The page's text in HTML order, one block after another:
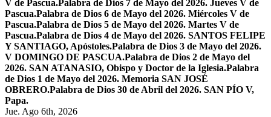
V de Pascua.Palabra de Dios 7 de Mayo del 2026. Jueves V de
Pascua.Palabra de Dios 6 de Mayo del 2026. Miércoles V de
Pascua.Palabra de Dios 5 de Mayo del 2026. Martes V de
Pascua.Palabra de Dios 4 de Mayo del 2026. SANTOS FELIPE
Y SANTIAGO, Apóstoles.Palabra de Dios 3 de Mayo del 2026.
V DOMINGO DE PASCUA.Palabra de Dios 2 de Mayo del
2026. SAN ATANASIO, Obispo y Doctor de la Iglesia.Palabra
de Dios 1 de Mayo del 2026. Memoria SAN JOSÉ
OBRERO.Palabra de Dios 30 de Abril del 2026. SAN PÍO V,
Papa.
Jue. Ago 6th, 2026